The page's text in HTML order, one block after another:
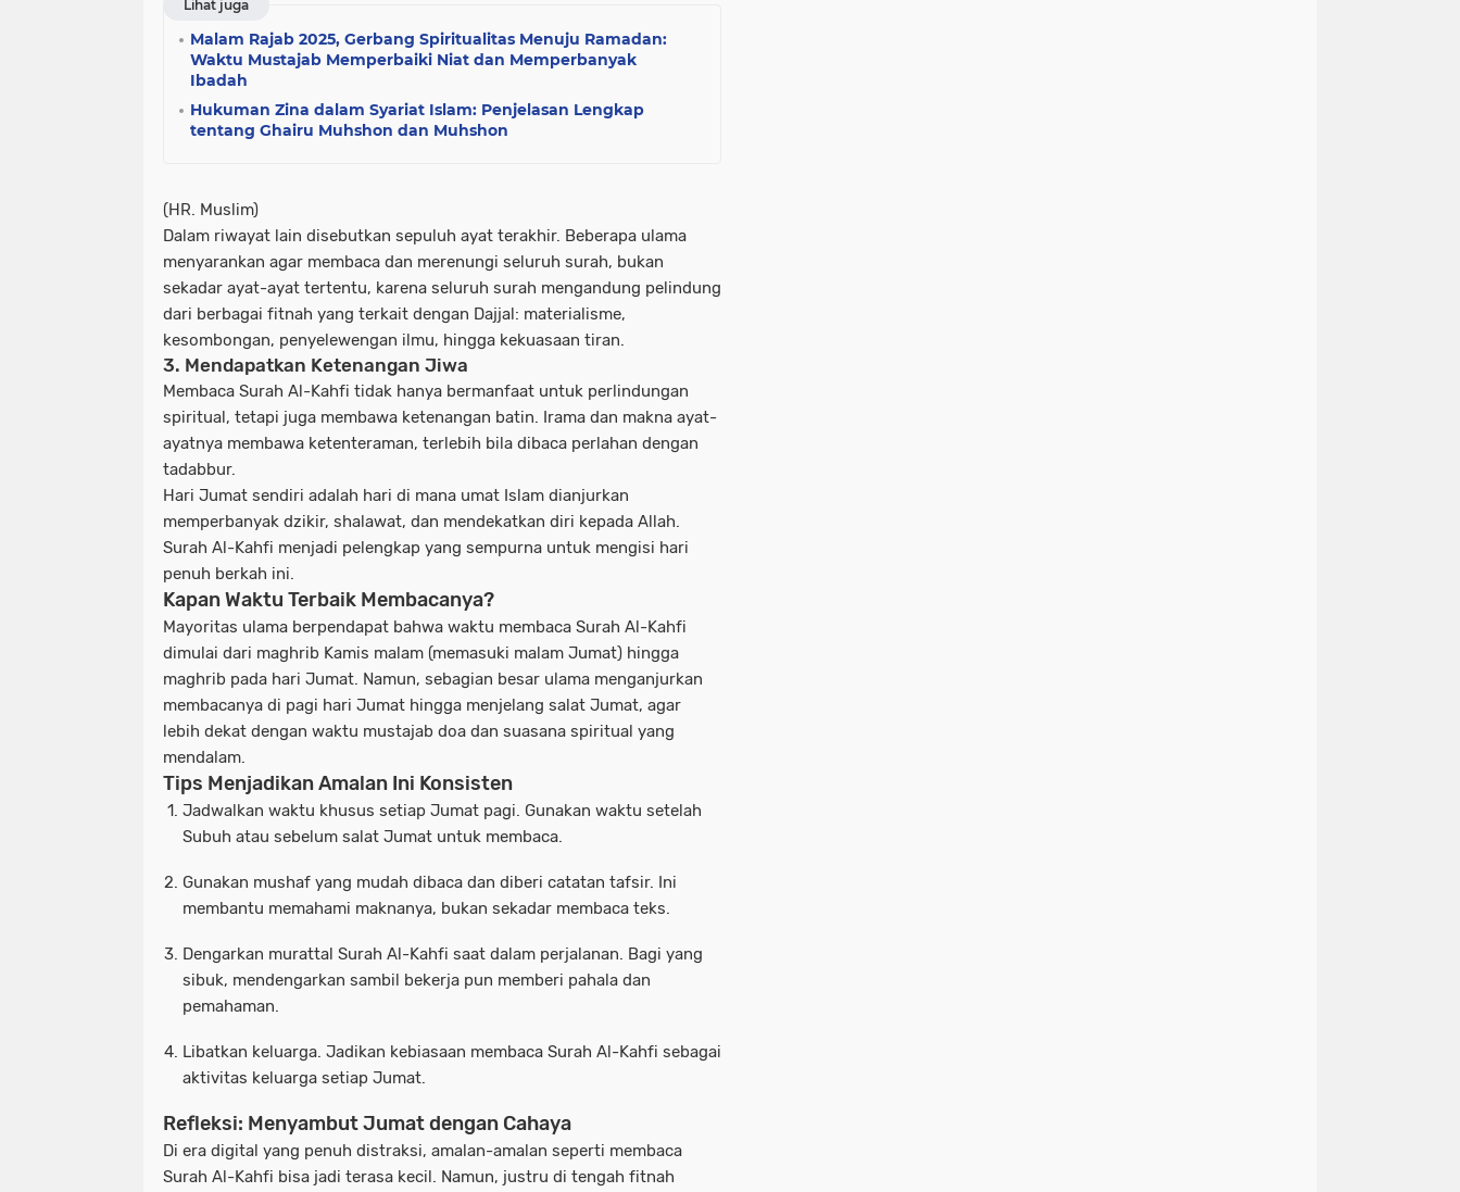
Lihat juga
Malam Rajab 2025, Gerbang Spiritualitas Menuju Ramadan:
Waktu Mustajab Memperbaiki Niat dan Memperbanyak
Ibadah
Hukuman Zina dalam Syariat Islam: Penjelasan Lengkap
tentang Ghairu Muhshon dan Muhshon
(HR. Muslim)
Dalam riwayat lain disebutkan sepuluh ayat terakhir. Beberapa ulama
menyarankan agar membaca dan merenungi seluruh surah, bukan
sekadar ayat-ayat tertentu, karena seluruh surah mengandung pelindung
dari berbagai fitnah yang terkait dengan Dajjal: materialisme,
kesombongan, penyelewengan ilmu, hingga kekuasaan tiran.
3. Mendapatkan Ketenangan Jiwa
Membaca Surah Al-Kahfi tidak hanya bermanfaat untuk perlindungan
spiritual, tetapi juga membawa ketenangan batin. Irama dan makna ayat-
ayatnya membawa ketenteraman, terlebih bila dibaca perlahan dengan
tadabbur.
Hari Jumat sendiri adalah hari di mana umat Islam dianjurkan
memperbanyak dzikir, shalawat, dan mendekatkan diri kepada Allah.
Surah Al-Kahfi menjadi pelengkap yang sempurna untuk mengisi hari
penuh berkah ini.
Kapan Waktu Terbaik Membacanya?
Mayoritas ulama berpendapat bahwa waktu membaca Surah Al-Kahfi
dimulai dari maghrib Kamis malam (memasuki malam Jumat) hingga
maghrib pada hari Jumat. Namun, sebagian besar ulama menganjurkan
membacanya di pagi hari Jumat hingga menjelang salat Jumat, agar
lebih dekat dengan waktu mustajab doa dan suasana spiritual yang
mendalam.
Tips Menjadikan Amalan Ini Konsisten
Jadwalkan waktu khusus setiap Jumat pagi. Gunakan waktu setelah
Subuh atau sebelum salat Jumat untuk membaca.
Gunakan mushaf yang mudah dibaca dan diberi catatan tafsir. Ini
membantu memahami maknanya, bukan sekadar membaca teks.
Dengarkan murattal Surah Al-Kahfi saat dalam perjalanan. Bagi yang
sibuk, mendengarkan sambil bekerja pun memberi pahala dan
pemahaman.
Libatkan keluarga. Jadikan kebiasaan membaca Surah Al-Kahfi sebagai
aktivitas keluarga setiap Jumat.
Refleksi: Menyambut Jumat dengan Cahaya
Di era digital yang penuh distraksi, amalan-amalan seperti membaca
Surah Al-Kahfi bisa jadi terasa kecil. Namun, justru di tengah fitnah